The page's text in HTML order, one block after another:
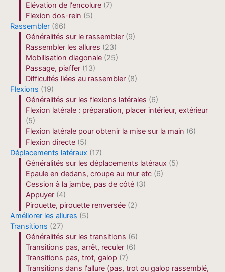
Elévation de l'encolure (7)
Flexion dos-rein (5)
Rassembler (66)
Généralités sur le rassembler (9)
Rassembler les allures (23)
Mobilisation diagonale (25)
Passage, piaffer (13)
Difficultés liées au rassembler (8)
Flexions (19)
Généralités sur les flexions latérales (6)
Flexion latérale : préparation, placer intérieur, extérieur
(5)
Flexion latérale pour obtenir la mise sur la main (6)
Flexion directe (5)
Déplacements latéraux (17)
Généralités sur les déplacements latéraux (5)
Epaule en dedans, croupe au mur etc (6)
Cession à la jambe, pas de côté (3)
Appuyer (4)
Pirouette, pirouette renversée (2)
Améliorer les allures (5)
Transitions (27)
Généralités sur les transitions (6)
Transitions pas, arrêt, reculer (6)
Transitions pas, trot, galop (7)
Transitions dans l'allure (pas, trot ou galop rassemblé,